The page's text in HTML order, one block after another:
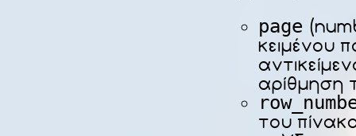
page
κειμένου
αρίθμηση
του